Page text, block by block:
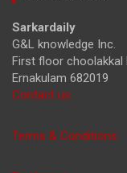
Sarkardaily
G&L knowledge Inc.
First floor choolakkal
Ernakulam 682019
Contact us
Terms & Conditions